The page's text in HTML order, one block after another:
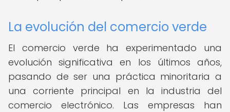
La evolución del comercio verde
El comercio verde ha experimentado una
evolución significativa en los últimos años,
pasando de ser una práctica minoritaria a
una corriente principal en la industria del
comercio electrónico. Las empresas han